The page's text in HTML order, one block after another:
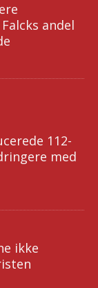
andel
112-
med
ikke